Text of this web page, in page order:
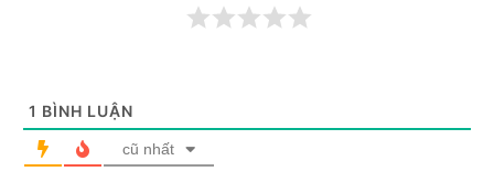
1 BÌNH LUẬN
cũ nhất